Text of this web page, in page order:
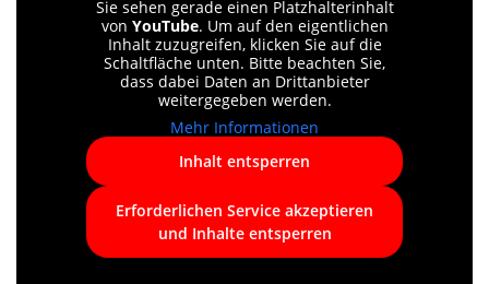
Sie sehen gerade einen Platzhalterinhalt
von YouTube. Um auf den eigentlichen
Inhalt zuzugreifen, klicken Sie auf die
Schaltfläche unten. Bitte beachten Sie,
dass dabei Daten an Drittanbieter
weitergegeben werden.
Mehr Informationen
Inhalt entsperren
Erforderlichen Service akzeptieren
und Inhalte entsperren